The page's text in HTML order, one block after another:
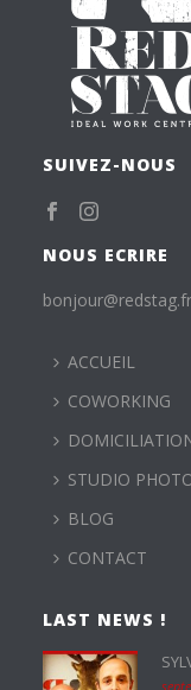
SUIVEZ-NOUS
NOUS ECRIRE
bonjour@redstag.fr
ACCUEIL
COWORKING
STUDIO
BLOG
CONTACT
LAST NEWS !